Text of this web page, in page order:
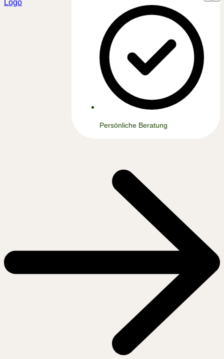
Persönliche Beratung